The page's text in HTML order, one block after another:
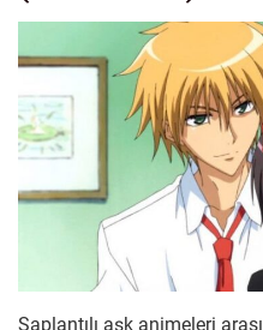
Saplantılı aşk animeleri